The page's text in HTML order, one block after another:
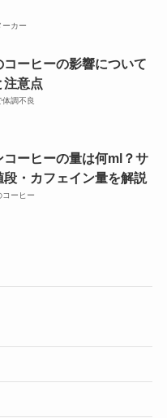
ーカー
コーヒーの影響について
注意点
体調不良
コーヒーの量は何ml？サ
段・カフェイン量を解説
コーヒー